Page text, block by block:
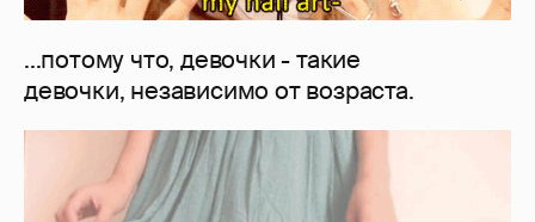
...потому что, девочки - такие
девочки, независимо от возраста.